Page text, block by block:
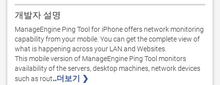
개발자 설명
ManageEngine Ping Tool for iPhone offers network monitoring
capability from your mobile. You can get the complete view of
what is happening across your LAN and Websites.
This mobile version of ManageEngine Ping Tool monitors
availability of the servers, desktop machines, network devices
such as rout..더보기 ❯